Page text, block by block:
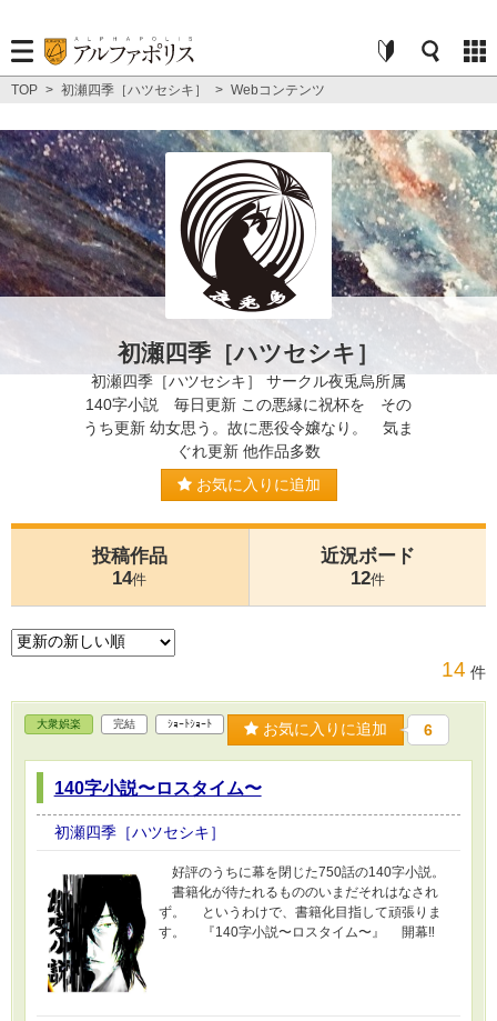
TOP > 初瀬四季［ハツセシキ］ > Webコンテンツ
初瀬四季［ハツセシキ］
初瀬四季［ハツセシキ］ サークル夜兎烏所属
140字小説 毎日更新 この悪縁に祝杯を その
うち更新 幼女思う。故に悪役令嬢なり。 気ま
ぐれ更新 他作品多数
お気に入りに追加
投稿作品
14件
近況ボード
12件
14 件
大衆娯楽 完結 ｼｮｰﾄｼｮｰﾄ お気に入りに追加 6
140字小説〜ロスタイム〜
初瀬四季［ハツセシキ］
好評のうちに幕を閉じた750話の140字小説。
書籍化が待たれるもののいまだそれはなされ
ず。 というわけで、書籍化目指して頑張りま
す。 『140字小説〜ロスタイム〜』 開幕‼︎